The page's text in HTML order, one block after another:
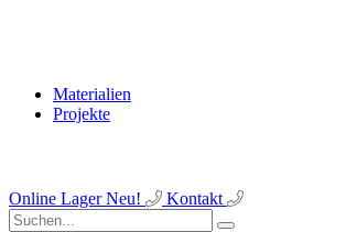
Materialien
Projekte
Online LagerNeu! Kontakt